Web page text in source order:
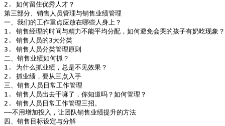
2. 如何留住优秀人才？
第三部分、销售人员管理与销售业绩管理
一、我们的工作重点应放在哪些人身上？
1. 销售经理的时间与精力不能平均分配，如何避免会哭的孩子有奶吃现象？
2. 销售人员的3大分类
3. 销售人员分类管理原则
二、销售业绩如何抓？
1. 为什么抓业绩，总是不见效果？
2. 抓业绩，要从三点入手
三、销售人员日常工作管理
1. 销售人员出去干嘛了，你知道吗？如何管理？
2. 销售人员日常工作管理三招。
――不用增加投入，让团队销售业绩提升的方法
四、销售目标设定与分解